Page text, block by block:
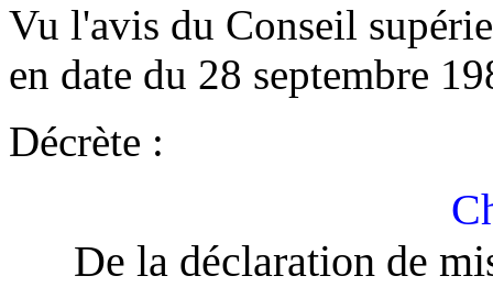
Vu l'avis du Conseil
en date du 28 septembre
Décrète :
De la déclaration de